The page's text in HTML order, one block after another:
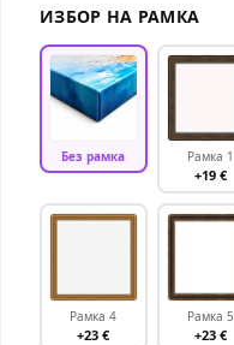
ИЗБОР НА РАМКА
Без рамка Рамка 1
+19 €
Рамка 4
+23 €
Рамка 5
+23 €